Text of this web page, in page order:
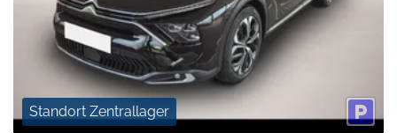
Standort Zentrallager